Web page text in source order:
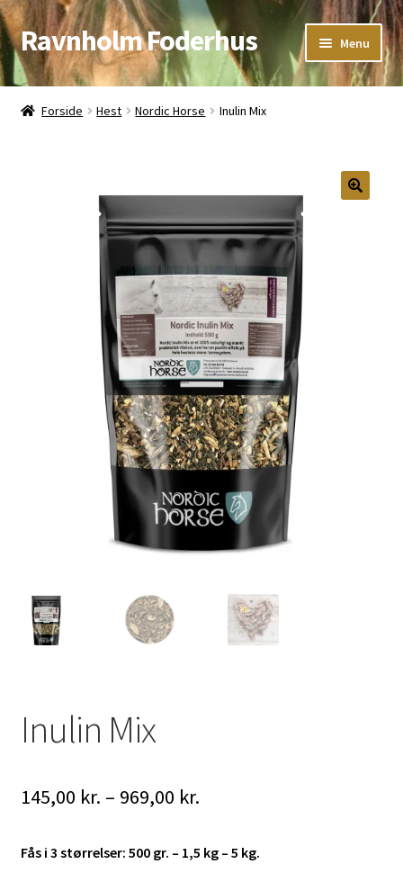
Spring
til
navigation
Spring
til
indhold
Ravnholm Foderhus Menu
Åbningstider
Forside Hest Nordic Horse Inulin Mix
Inulin Mix
145,00 kr. – 969,00 kr.Prisinterval:
til
Fås i 3 størrelser: 500 gr. – 1,5 kg – 5 kg.